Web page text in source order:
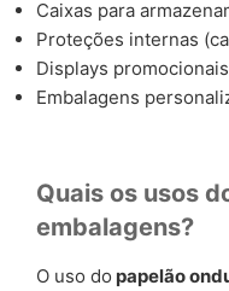
Caixas para
Proteções internas
Displays
Embalagens
Quais os usos
embalagens?
O uso do papelão